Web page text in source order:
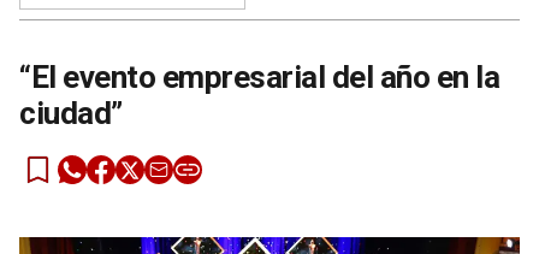
“El evento empresarial del año en la
ciudad”